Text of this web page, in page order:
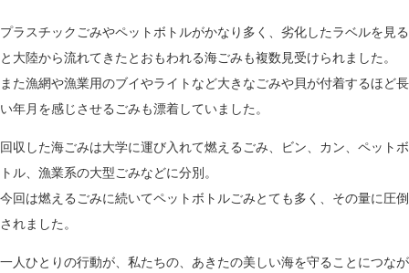
プラスチックごみやペットボトルがかなり多く、劣化したラベルを見る
と大陸から流れてきたとおもわれる海ごみも複数見受けられました。
また漁網や漁業用のブイやライトなど大きなごみや貝が付着するほど長
い年月を感じさせるごみも漂着していました。
回収した海ごみは大学に運び入れて燃えるごみ、ビン、カン、ペットボ
トル、漁業系の大型ごみなどに分別。
今回は燃えるごみに続いてペットボトルごみとても多く、その量に圧倒
されました。
一人ひとりの行動が、私たちの、あきたの美しい海を守ることにつなが